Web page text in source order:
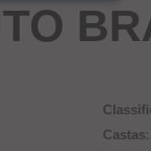
Castas